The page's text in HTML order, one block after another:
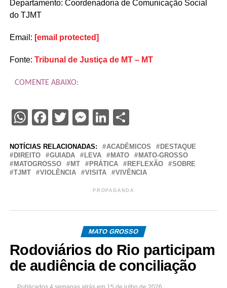
Departamento: Coordenadoria de Comunicação Social
do TJMT
Email: [email protected]
Fonte: Tribunal de Justiça de MT – MT
COMENTE ABAIXO:
WhatsApp
Facebook
TwitterMessenger
LinkedIn
NOTÍCIAS RELACIONADAS: ACADÊMICOS
DESTAQUE
DIREITO
GUIADA LEVA MATO
MATO-GROSSO
MATOGROSSO
MT PRÁTICA REFLEXÃO
SOBRE
TJMT
VIOLÊNCIA VISITA VIVÊNCIA
PROPAGANDA
MATO GROSSO
Rodoviários do Rio participam
de audiência de conciliação